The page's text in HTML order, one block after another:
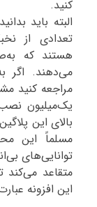
کنید.
تعدادی از
هستند که
می‌دهند. اگر
مراجعه کنید
یک‌میلیون
بالای این
مسلماً این
متقاعد می‌کند
این افزونه